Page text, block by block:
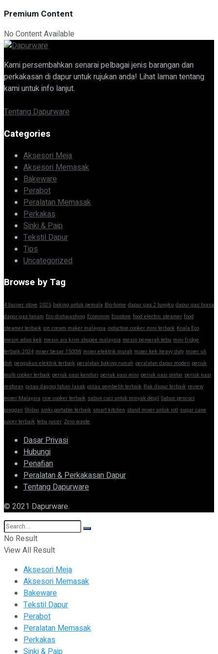
Premium Content
No Content Available
Kami persembahkan senarai pelbagai jenis barangan dan
perkakasan di dapur untuk rujukan anda! Lihat laman tentang
kami untuk info lanjut.
Tentang Dapurware
Categories
Aksesori Meja
Aksesori Memasak
Bakeware
Perabot
Peralatan Memasak
Perkakas
Sinki & Paip
Tekstil Dapur
Tips
Uncategorized
Browse by Tag
4 burner stove 2025 baking untuk pemula Bio-home dapur gas 2 tungku dapur gas biasa
dapur gas tanam Eco dishwashing Ecominim Ecostore food electric steamer food
steamer terbaik ice cream maker malaysia induction cooker mini terbaik Koala Eco
mesin adun kek mesin ais krim shopee malaysia mesin pemerah tebu mini fridge
terbaik 2024 mixer besar 1500W mixer elektrik murah mixer kek heavy duty mixer uli
doh pengukus elektrik terbaik peralatan baking rumah peralatan dapur moden periuk
multi cooker terbaik periuk nasi kenduri periuk nasi mini periuk nasi pintar periuk nasi
restoran pisau daging tahan lasak pisau sembelih terbaik Rak dapur terbaik review
mixer Malaysia rice cooker terbaik sabun cuci untuk minyak degil Sabun pencuci
pinggan Shibui sinki portable terbaik smart kitchen stand mixer untuk roti sugar cane
juicer terbaik tebu juicer Zero waste
Dasar Privasi
Hubungi
Penafian
Peralatan & Perkakasan Dapur
Tentang Dapurware
© 2021 Dapurware.
No Result
View All Result
Aksesori Meja
Aksesori Memasak
Bakeware
Tekstil Dapur
Perabot
Peralatan Memasak
Perkakas
Sinki & Paip